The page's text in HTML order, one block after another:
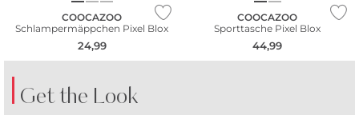
COOCAZOO
Schlampermäppchen Pixel Blox
24,99
COOCAZOO
Sporttasche Pixel Blox
44,99
Get the Look